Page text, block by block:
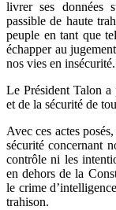
livrer ses données
passible de haute
peuple en tant que
échapper au
nos vies en
Le Président Talon
et de la sécurité de
Avec ces actes
sécurité concernant
contrôle ni les
en dehors de la
le crime
trahison.